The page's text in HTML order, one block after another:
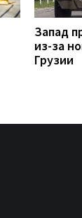
Запад
из-за
Грузии